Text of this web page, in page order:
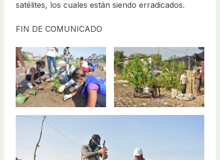
satélites, los cuales están siendo erradicados.
FIN DE COMUNICADO